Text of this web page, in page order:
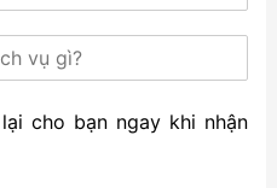
cho bạn ngay khi nhận